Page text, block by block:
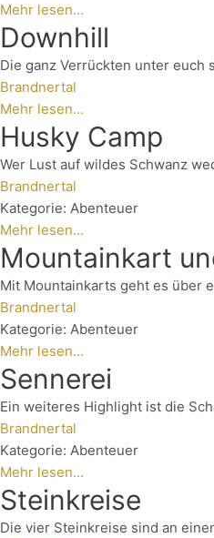
Mehr lesen...
Downhill
Die ganz Verrückten unter
Brandnertal
Mehr lesen...
Husky Camp
Wer Lust auf wildes Schwanz
Brandnertal
Kategorie: Abenteuer
Mehr lesen...
Mountainkart
Mit Mountainkarts geht es über
Brandnertal
Kategorie: Abenteuer
Mehr lesen...
Sennerei
Ein weiteres Highlight ist die
Brandnertal
Kategorie: Abenteuer
Mehr lesen...
Steinkreise
Die vier Steinkreise sind an